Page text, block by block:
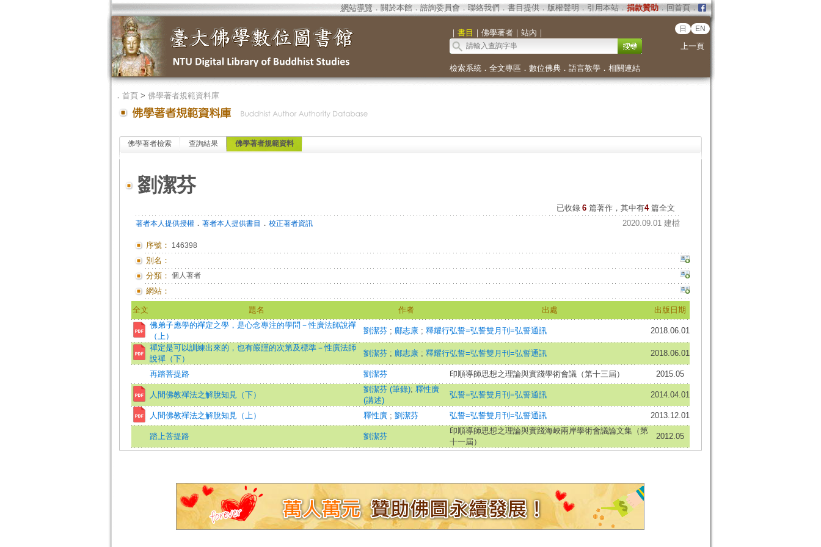
網站導覽 ． 關於本館． 諮詢委員會． 聯絡我們 ． 書目提供． 版權聲明 ． 引用本站． 捐款贊助．回首頁．
｜ 書目 ｜ 佛學著者｜ 站內 ｜ 日 EN
上一頁
檢索系統． 全文專區 ． 數位佛典． 語言教學． 相關連結
． 首頁> 佛學著者規範資料庫
佛學著者檢索 查詢結果 佛學著者規範資料
劉潔芬
已收錄 6 篇著作，其中有4篇全文
著者本人提供授權． 著者本人提供書目 ． 校正著者資訊 2020.09.01 建檔
序號： 146398
別名：
分類： 個人著者
網站：
全文 題名 作者 出處
出版日期
佛弟子應學的禪定之學，是心念專注的學問－性廣法師說禪
（上）
劉潔芬 ; 鄺志康 ; 釋耀行弘誓=弘誓雙月刊=弘誓通訊
2018.06.01
禪定是可以訓練出來的，也有嚴謹的次第及標準－性廣法師
說禪（下）
劉潔芬 ; 鄺志康 ; 釋耀行弘誓=弘誓雙月刊=弘誓通訊 2018.06.01
再踏菩提路 劉潔芬 印順導師思想之理論與實踐學術會議（第十三屆） 2015.05
人間佛教禪法之解脫知見（下）
劉潔芬 (筆錄); 釋性廣
(講述)
弘誓=弘誓雙月刊=弘誓通訊 2014.04.01
人間佛教禪法之解脫知見（上） 釋性廣 ; 劉潔芬 弘誓=弘誓雙月刊=弘誓通訊 2013.12.01
踏上菩提路 劉潔芬
印順導師思想之理論與實踐海峽兩岸學術會議論文集（第
十一屆）
2012.05